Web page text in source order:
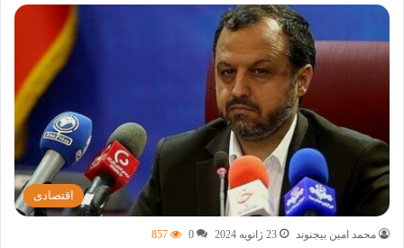
اقتصادی
محمد امین بیجنوند 23 ژانویه 2024 0
857